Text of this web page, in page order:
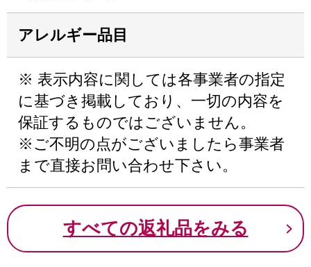
アレルギー品目
※ 表示内容に関しては各事業者の指定
に基づき掲載しており、一切の内容を
保証するものではございません。
※ご不明の点がございましたら事業者
まで直接お問い合わせ下さい。
すべての返礼品をみる